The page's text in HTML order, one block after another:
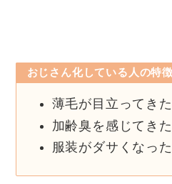
おじさん化している人の特徴
薄毛が目立ってきた
加齢臭を感じてきた
服装がダサくなった